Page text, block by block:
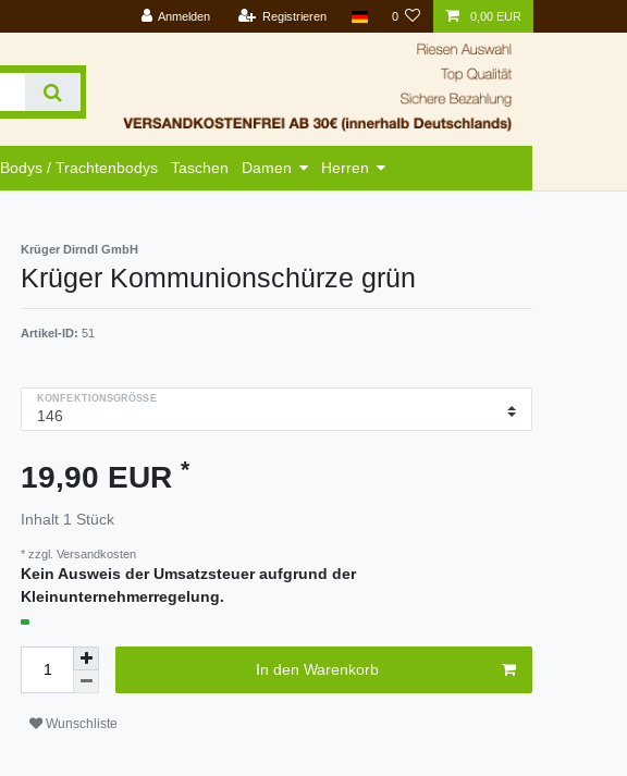
Anmelden Registrieren 0 0,00 EUR
Bodys / Trachtenbodys Taschen Damen Herren
Krüger Dirndl GmbH
Krüger Kommunionschürze grün
Artikel-ID: 51
KONFEKTIONSGRÖSSE
19,90 EUR *
Inhalt 1 Stück
* zzgl. Versandkosten
Kein Ausweis der Umsatzsteuer aufgrund der
Kleinunternehmerregelung.
In den Warenkorb
Wunschliste